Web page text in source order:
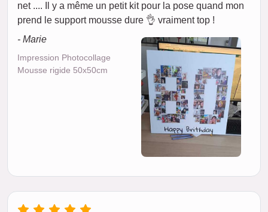
net .... Il y a même un petit kit pour la pose quand mon
prend le support mousse dure 👌 vraiment top !
- Marie
Impression Photocollage
Mousse rigide 50x50cm